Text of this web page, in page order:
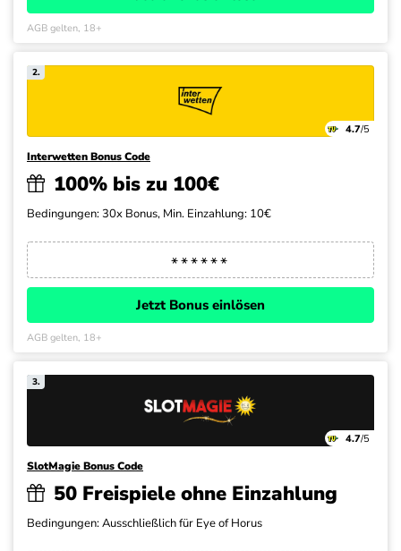
AGB gelten, 18+
2.
4.7/5
Interwetten Bonus Code
100% bis zu 100€
Bedingungen: 30x Bonus, Min. Einzahlung: 10€
Jetzt Bonus einlösen
AGB gelten, 18+
3.
4.7/5
SlotMagie Bonus Code
50 Freispiele ohne Einzahlung
Bedingungen: Ausschließlich für Eye of Horus